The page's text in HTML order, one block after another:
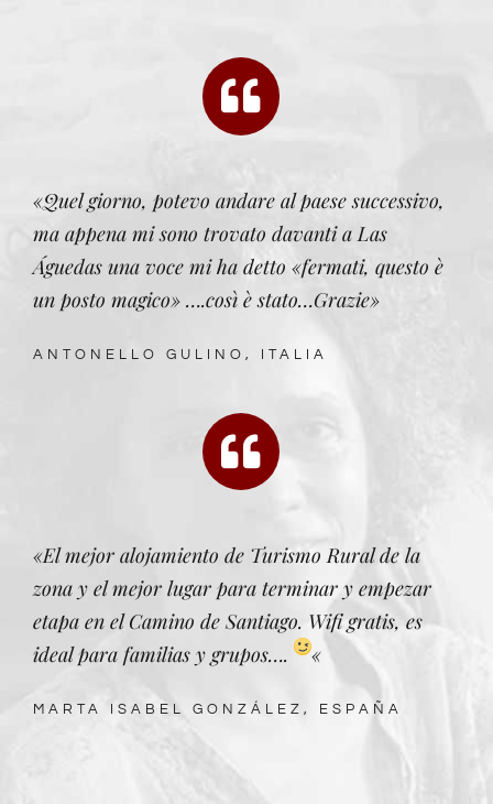
«Quel giorno, potevo andare al paese successivo,
ma appena mi sono trovato davanti a Las
Águedas una voce mi ha detto «fermati, questo è
un posto magico» ….così è stato…Grazie»
ANTONELLO GULINO, ITALIA
«El mejor alojamiento de Turismo Rural de la
zona y el mejor lugar para terminar y empezar
etapa en el Camino de Santiago. Wifi gratis, es
ideal para familias y grupos….
«
MARTA ISABEL GONZÁLEZ, ESPAÑA